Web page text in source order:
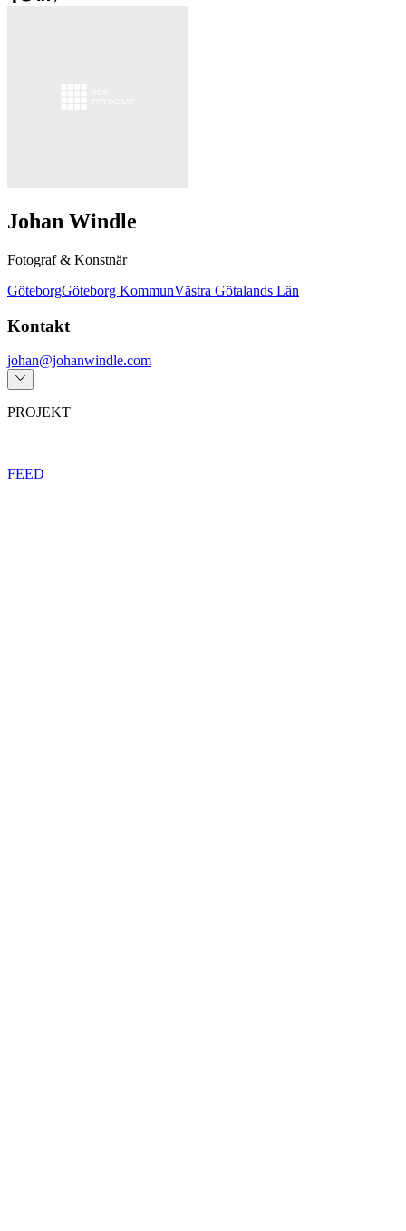
Johan Windle
Fotograf & Konstnär
GöteborgGöteborg KommunVästra Götalands Län
Kontakt
johan@johanwindle.com
PROJEKT
FEED